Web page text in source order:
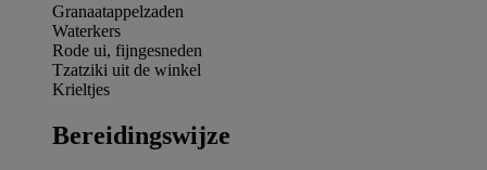
Granaatappelzaden
Waterkers
Rode ui, fijngesneden
Tzatziki uit de winkel
Krieltjes
Bereidingswijze